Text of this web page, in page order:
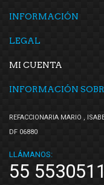
INFORMACIÓN
LEGAL
MI CUENTA
INFORMACIÓN
REFACCIONARIA MARIO ,
DF 06880
LLÁMANOS:
55